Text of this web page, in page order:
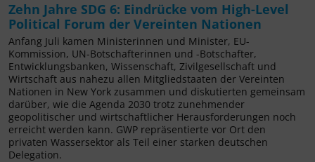
Zehn Jahre SDG 6: Eindrücke vom High-Level
Political Forum der Vereinten Nationen
Anfang Juli kamen Ministerinnen und Minister, EU-
Kommission, UN-Botschafterinnen und -Botschafter,
Entwicklungsbanken, Wissenschaft, Zivilgesellschaft und
Wirtschaft aus nahezu allen Mitgliedstaaten der Vereinten
Nationen in New York zusammen und diskutierten gemeinsam
darüber, wie die Agenda 2030 trotz zunehmender
geopolitischer und wirtschaftlicher Herausforderungen noch
erreicht werden kann. GWP repräsentierte vor Ort den
privaten Wassersektor als Teil einer starken deutschen
Delegation.